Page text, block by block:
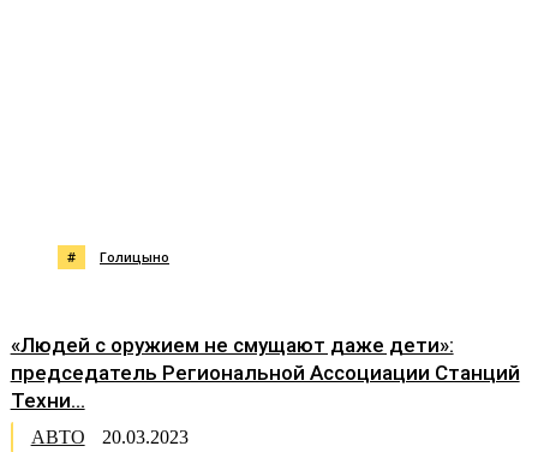
# Голицыно
«Людей с оружием не смущают даже дети»:
председатель Региональной Ассоциации Станций
Техни...
АВТО 20.03.2023